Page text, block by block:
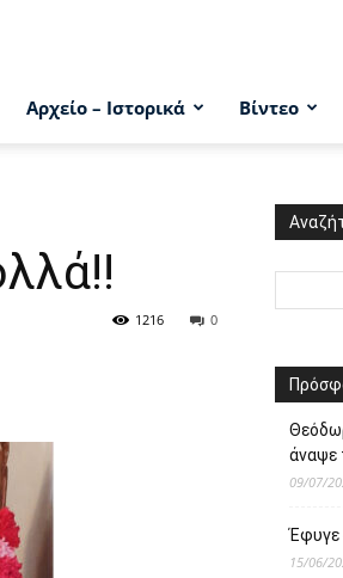
Αρχείο – Ιστορικά Βίντεο
0
1216
άναψε
09/07/
Έφυγε
15/06/